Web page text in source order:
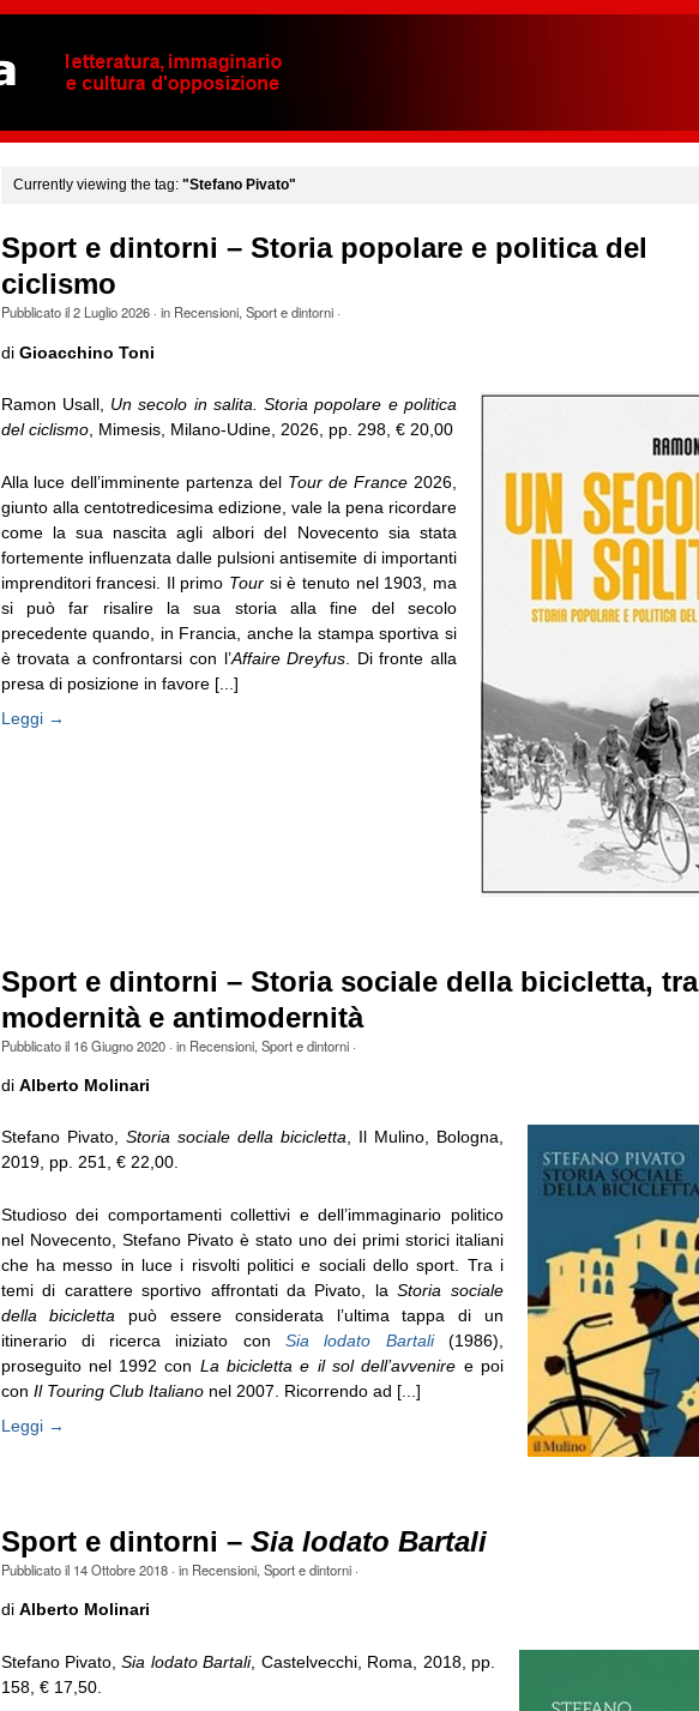
Currently viewing the tag: "Stefano Pivato"
Sport e dintorni – Storia popolare e politica del
ciclismo
Pubblicato il2 Luglio 2026· in Recensioni,Sport e dintorni·
di Gioacchino Toni
Ramon Usall, Un secolo in salita. Storia popolare e politica
del ciclismo, Mimesis, Milano-Udine, 2026, pp. 298, € 20,00
Alla luce dell’imminente partenza del Tour de France 2026,
giunto alla centotredicesima edizione, vale la pena ricordare
come la sua nascita agli albori del Novecento sia stata
fortemente influenzata dalle pulsioni antisemite di importanti
imprenditori francesi. Il primo Tour si è tenuto nel 1903, ma
si può far risalire la sua storia alla fine del secolo
precedente quando, in Francia, anche la stampa sportiva si
è trovata a confrontarsi con l’Affaire Dreyfus . Di fronte alla
presa di posizione in favore [...]
Leggi →
Sport e dintorni – Storia sociale della bicicletta, tra
modernità e antimodernità
Pubblicato il 16 Giugno 2020· in Recensioni, Sport e dintorni·
di Alberto Molinari
Stefano Pivato, Storia sociale della bicicletta, Il Mulino, Bologna,
2019, pp. 251, € 22,00.
Studioso dei comportamenti collettivi e dell’immaginario politico
nel Novecento, Stefano Pivato è stato uno dei primi storici italiani
che ha messo in luce i risvolti politici e sociali dello sport. Tra i
temi di carattere sportivo affrontati da Pivato, laStoria sociale
della bicicletta può essere considerata l’ultima tappa di un
itinerario di ricerca iniziato conSia lodato Bartali(1986),
proseguito nel 1992 con La bicicletta e il sol dell’avvenire e poi
con Il Touring Club Italianonel 2007. Ricorrendo ad [...]
Leggi →
Sport e dintorni – Sia lodato Bartali
Pubblicato il 14 Ottobre 2018· in Recensioni, Sport e dintorni·
di Alberto Molinari
Stefano Pivato,Sia lodato Bartali, Castelvecchi, Roma, 2018, pp.
158, € 17,50.